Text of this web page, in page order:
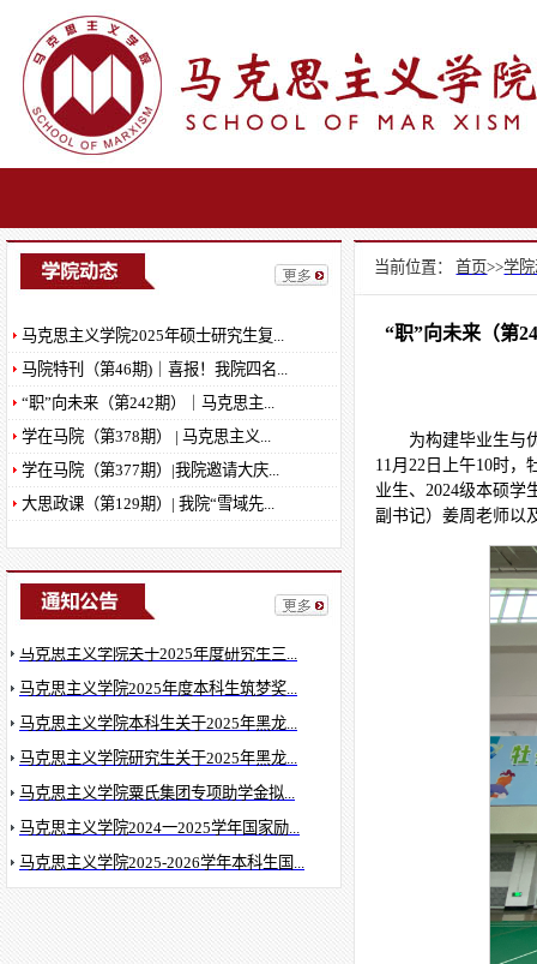
马克思主义学院2025年硕士研究生复...
马院特刊（第46期)｜喜报！我院四名...
“职”向未来（第242期）｜马克思主...
学在马院（第378期） | 马克思主义...
学在马院（第377期）|我院邀请大庆...
大思政课（第129期）| 我院“雪域先...
马克思主义学院关于2024-2025年度研究...
马克思主义学院关于2025年度研究生三...
马克思主义学院本科生关于2025年黑龙...
马克思主义学院研究生关于2025年黑龙...
马克思主义学院粟氏集团专项助学金拟...
马克思主义学院2024一2025学年国家励...
马克思主义学院2025-2026学年本科生国...
马克思主义学院2025-2026学年家庭经济...
马克思主义学院师德师风问题反映方式
马克思主义学院关于2024-2025年度研究...
当前位置：首页>>学
“职”向未来（第
为构建毕业生与
11月22日上午10时
业生、2024级本硕学
副书记）姜周老师以